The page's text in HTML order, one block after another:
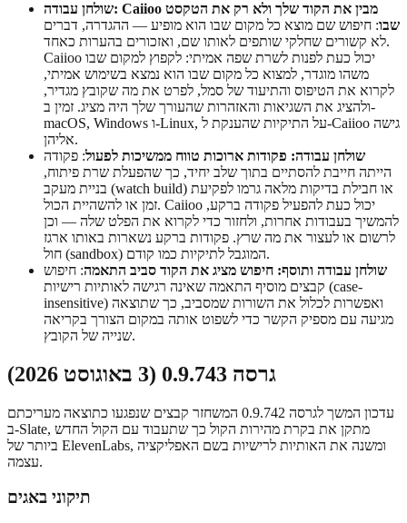
שולחן עבודה: Caiioo מבין את הקוד שלך ולא רק את הטקסט
שבו: חיפוש שם מוצא כל מקום שבו הוא מופיע — ההגדרה, דברים
לא קשורים שחלקי שותפים לאותו שם, ואזכורים בהערות כאחד.
Caiioo יכול כעת לפנות לשרת שפה אמיתי: לקפוץ למקום שבו
משהו מוגדר, למצוא כל מקום שבו הוא נמצא בשימוש אמיתי,
לקרוא את הטיפוס והתיעוד של סמל, לפרט את מה שקובץ מגדיר,
ולהציג את השגיאות והאזהרות שהעורך שלך היה מציג. זמין ב-
macOS, Windows ו-Linux, על התיקיות שהענקת ל-Caiioo גישה
אליהן.
שולחן עבודה: פקודות ארוכות טווח ממשיכות לפעול: פקודה
הייתה חייבת להסתיים בתוך שלב יחיד, כך שהפעלת שרת פיתוח,
בניית מעקב (watch build) או חבילת בדיקות מלאה גרמו לפקיעת
זמן או להשהיית הכול. Caiioo יכול כעת להפעיל פקודה ברקע,
להמשיך בעבודות אחרות, ולחזור כדי לקרוא את הפלט שלה — וכן
לרשום או לעצור את מה שרץ. פקודות ברקע נשארות באותו ארגז
חול (sandbox) המוגבל לתיקיות כמו קודם.
שולחן עבודה ותוסף: חיפוש מציג את הקוד סביב התאמה: חיפוש
קבצים מוסיף התאמה שאינה רגישה לאותיות רישיות (case-
insensitive) ואפשרות לכלול את השורות שמסביב, כך שתוצאה
מגיעה עם מספיק הקשר כדי לשפוט אותה במקום הצורך בקריאה
שנייה של הקובץ.
גרסה 0.9.743 (3 באוגוסט 2026)
עדכון המשך לגרסה 0.9.742 המשחזר קבצים שנפגעו כתוצאה מעריכתם
ב-Slate, מתקן את בקרת מהירות הקול כך שתעבוד עם הקול החדש
ביותר של ElevenLabs, ומשנה את האותיות לרישיות בשם האפליקציה
עצמה.
תיקוני באגים